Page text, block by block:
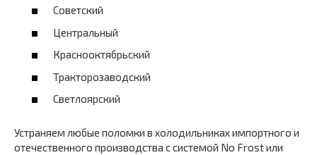
Советский
Центральный
Краснооктябрьский
Тракторозаводский
Светлоярский
Устраняем любые поломки в холодильниках импортного и
отечественного производства с системой No Frost или